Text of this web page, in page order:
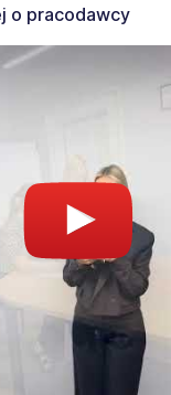
o pracodawcy